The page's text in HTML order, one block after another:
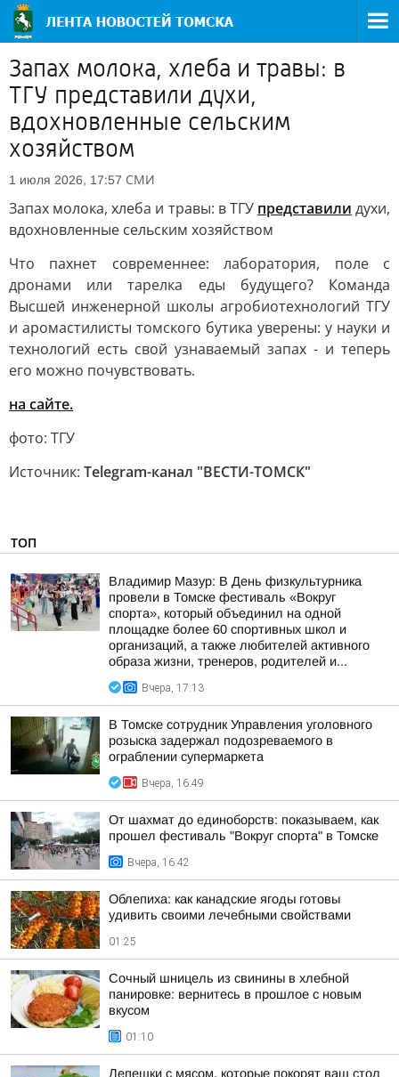
Запах молока, хлеба и травы: в
ТГУ представили духи,
вдохновленные сельским
хозяйством
1 июля 2026, 17:57 СМИ
Запах молока, хлеба и травы: в ТГУ представили духи,
вдохновленные сельским хозяйством
Что пахнет современнее: лаборатория, поле с
дронами или тарелка еды будущего? Команда
Высшей инженерной школы агробиотехнологий ТГУ
и аромастилисты томского бутика уверены: у науки и
технологий есть свой узнаваемый запах - и теперь
его можно почувствовать.
на сайте.
фото: ТГУ
Источник: Telegram-канал "ВЕСТИ-ТОМСК"
ТОП
Владимир Мазур: В День физкультурника
провели в Томске фестиваль «Вокруг
спорта», который объединил на одной
площадке более 60 спортивных школ и
организаций, а также любителей активного
образа жизни, тренеров, родителей и...
Вчера, 17:13
В Томске сотрудник Управления уголовного
розыска задержал подозреваемого в
ограблении супермаркета
Вчера, 16:49
От шахмат до единоборств: показываем, как
прошел фестиваль "Вокруг спорта" в Томске
Вчера, 16:42
Облепиха: как канадские ягоды готовы
удивить своими лечебными свойствами
01:25
Сочный шницель из свинины в хлебной
панировке: вернитесь в прошлое с новым
вкусом
01:10
Лепешки с мясом, которые покорят ваш стол